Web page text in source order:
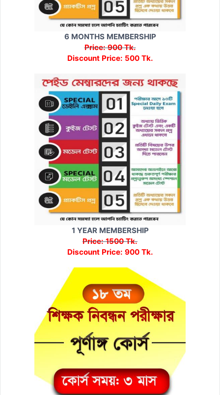
6 MONTHS MEMBERSHIP
Price: 900 Tk.
Discount Price: 500 Tk.
1 YEAR MEMBERSHIP
Price: 1500 Tk.
Discount Price: 900 Tk.